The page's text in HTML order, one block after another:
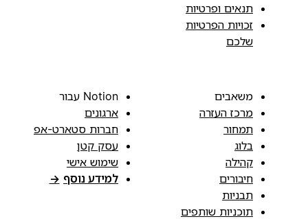
תנאים ופרטיות
זכויות הפרטיות
שלכם
משאבים
מרכז העזרה
תמחור
בלוג
קהילה
חיבורים
תבניות
תוכניות שותפים
Notion עבור
ארגונים
חברות סטארט-אפ
עסק קטן
שימוש אישי
למידע נוסף →